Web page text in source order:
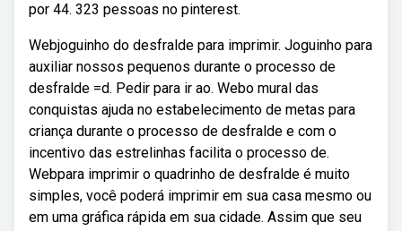
por 44. 323 pessoas no pinterest.
Webjoguinho do desfralde para imprimir. Joguinho para
auxiliar nossos pequenos durante o processo de
desfralde =d. Pedir para ir ao. Webo mural das
conquistas ajuda no estabelecimento de metas para
criança durante o processo de desfralde e com o
incentivo das estrelinhas facilita o processo de.
Webpara imprimir o quadrinho de desfralde é muito
simples, você poderá imprimir em sua casa mesmo ou
em uma gráfica rápida em sua cidade. Assim que seu